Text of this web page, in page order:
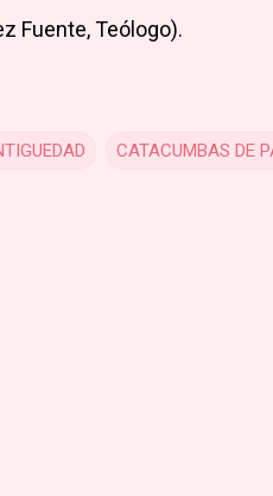
Fuente, Teólogo).
CATACUMBAS DE